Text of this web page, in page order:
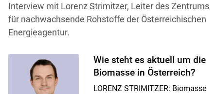
Interview mit Lorenz Strimitzer, Leiter des Zentrums
für nachwachsende Rohstoffe der Österreichischen
Energieagentur.
Wie steht es aktuell um die
Biomasse in Österreich?
LORENZ STRIMITZER: Biomasse